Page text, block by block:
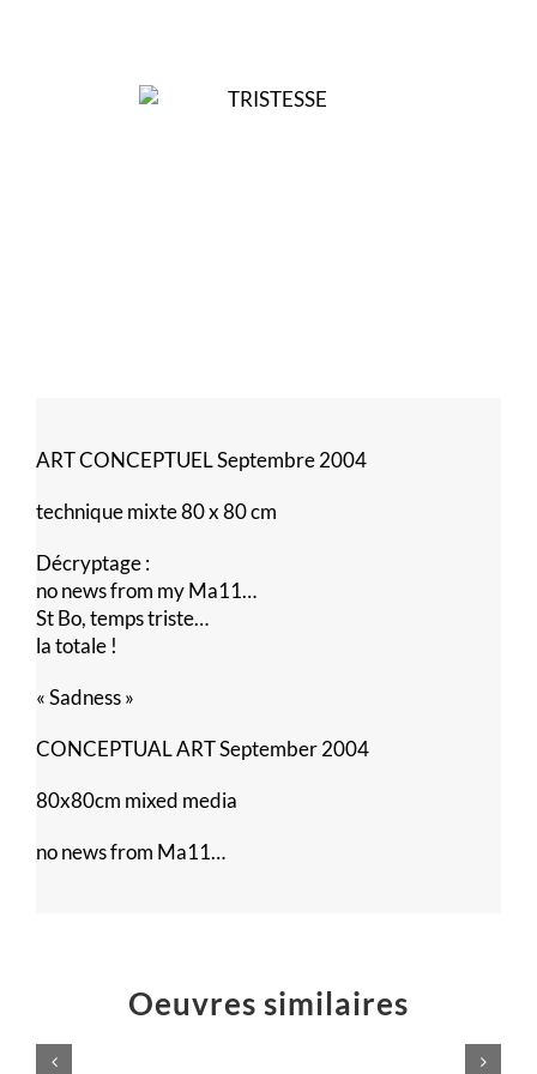
ART CONCEPTUEL Septembre 2004
technique mixte 80 x 80 cm
Décryptage :
no news from my Ma11…
St Bo, temps triste…
la totale !
« Sadness »
CONCEPTUAL ART September 2004
80x80cm mixed media
no news from Ma11…
Oeuvres similaires